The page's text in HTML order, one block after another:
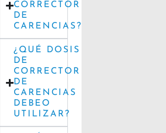
CORRECTOR
DE
CARENCIAS?
¿QUÉ DOSIS
DE
CORRECTOR
DE
CARENCIAS
DEBEO
UTILIZAR?